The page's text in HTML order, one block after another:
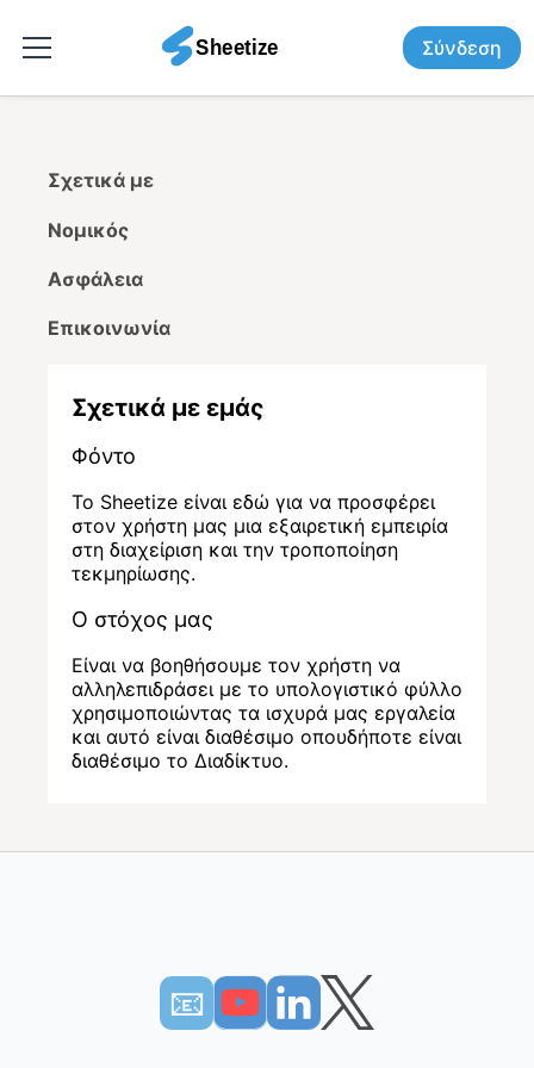
Σύνδεση
Σχετικά με
Νομικός
Ασφάλεια
Επικοινωνία
Σχετικά με εμάς
Φόντο
Το Sheetize είναι εδώ για να προσφέρει
στον χρήστη μας μια εξαιρετική εμπειρία
στη διαχείριση και την τροποποίηση
τεκμηρίωσης.
Ο στόχος μας
Είναι να βοηθήσουμε τον χρήστη να
αλληλεπιδράσει με το υπολογιστικό φύλλο
χρησιμοποιώντας τα ισχυρά μας εργαλεία
και αυτό είναι διαθέσιμο οπουδήποτε είναι
διαθέσιμο το Διαδίκτυο.
📧︎